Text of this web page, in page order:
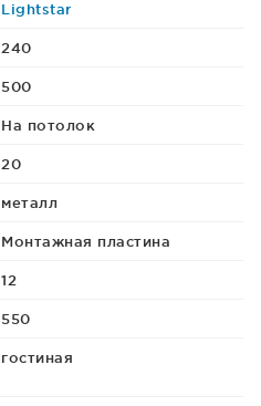
Lightstar
240
500
На потолок
20
металл
Монтажная пластина
12
550
гостиная